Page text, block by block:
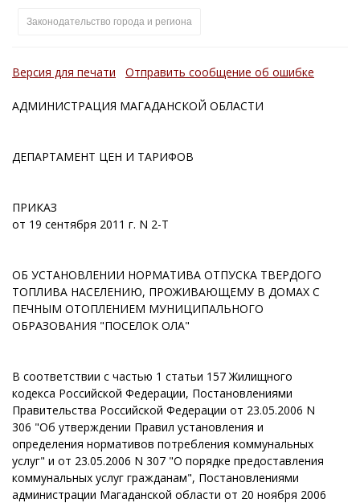
Законодательство города и региона
Версия для печати Отправить сообщение об ошибке
АДМИНИСТРАЦИЯ МАГАДАНСКОЙ ОБЛАСТИ
ДЕПАРТАМЕНТ ЦЕН И ТАРИФОВ
ПРИКАЗ
от 19 сентября 2011 г. N 2-Т
ОБ УСТАНОВЛЕНИИ НОРМАТИВА ОТПУСКА ТВЕРДОГО
ТОПЛИВА НАСЕЛЕНИЮ, ПРОЖИВАЮЩЕМУ В ДОМАХ С
ПЕЧНЫМ ОТОПЛЕНИЕМ МУНИЦИПАЛЬНОГО
ОБРАЗОВАНИЯ "ПОСЕЛОК ОЛА"
В соответствии с частью 1 статьи 157 Жилищного
кодекса Российской Федерации, Постановлениями
Правительства Российской Федерации от 23.05.2006 N
306 "Об утверждении Правил установления и
определения нормативов потребления коммунальных
услуг" и от 23.05.2006 N 307 "О порядке предоставления
коммунальных услуг гражданам", Постановлениями
администрации Магаданской области от 20 ноября 2006